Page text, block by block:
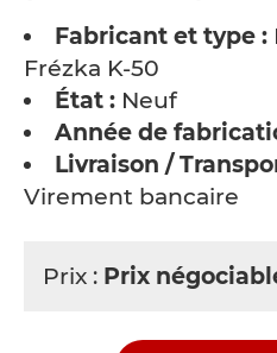
Fabricant et type :
Frézka K-50
État : Neuf
Année de
Livraison /
Virement bancaire
Prix : Prix